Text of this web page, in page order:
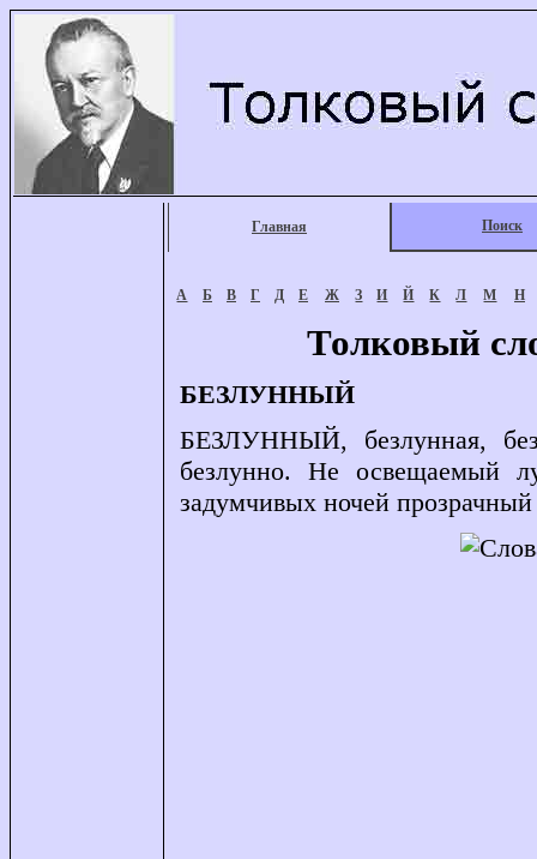
Главная Поиск
А Б В Г Д Е Ж З И Й К Л М Н
Толковый
БЕЗЛУННЫЙ
БЕЗЛУННЫЙ, безлунная,
безлунно. Не освещаемый
задумчивых ночей